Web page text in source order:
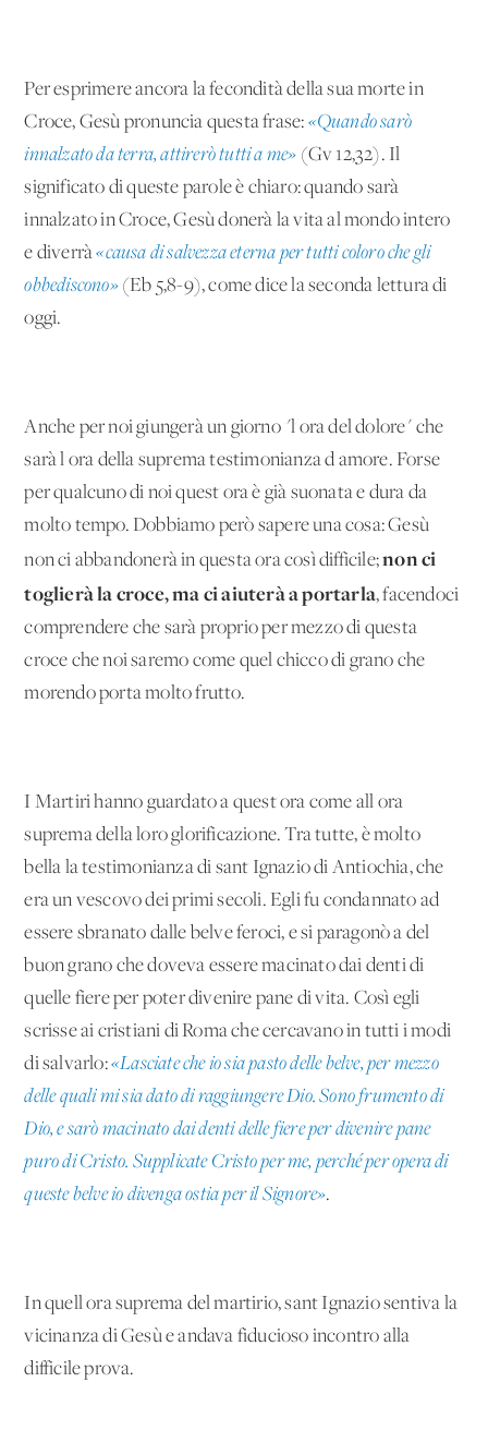
Per esprimere ancora la fecondità della sua morte in
Croce, Gesù pronuncia questa frase: «Quando sarò
innalzato da terra, attirerò tutti a me» (Gv 12,32). Il
significato di queste parole è chiaro: quando sarà
innalzato in Croce, Gesù donerà la vita al mondo intero
e diverrà«causa di salvezza eterna per tutti coloro che gli
obbediscono»(Eb 5,8-9), come dice la seconda lettura di
oggi.
Anche per noi giungerà un giorno "l'ora del dolore" che
sarà l'ora della suprema testimonianza d'amore. Forse
per qualcuno di noi quest'ora è già suonata e dura da
molto tempo. Dobbiamo però sapere una cosa: Gesù
non ci abbandonerà in questa ora così difficile;non ci
toglierà la croce, ma ci aiuterà a portarla, facendoci
comprendere che sarà proprio per mezzo di questa
croce che noi saremo come quel chicco di grano che
morendo porta molto frutto.
I Martiri hanno guardato a quest'ora come all'ora
suprema della loro glorificazione. Tra tutte, è molto
bella la testimonianza di sant'Ignazio di Antiochia, che
era un vescovo dei primi secoli. Egli fu condannato ad
essere sbranato dalle belve feroci, e si paragonò a del
buon grano che doveva essere macinato dai denti di
quelle fiere per poter divenire pane di vita. Così egli
scrisse ai cristiani di Roma che cercavano in tutti i modi
di salvarlo:«Lasciate che io sia pasto delle belve, per mezzo
delle quali mi sia dato di raggiungere Dio. Sono frumento di
Dio, e sarò macinato dai denti delle fiere per divenire pane
puro di Cristo. Supplicate Cristo per me, perché per opera di
queste belve io divenga ostia per il Signore».
In quell'ora suprema del martirio, sant'Ignazio sentiva la
vicinanza di Gesù e andava fiducioso incontro alla
difficile prova.